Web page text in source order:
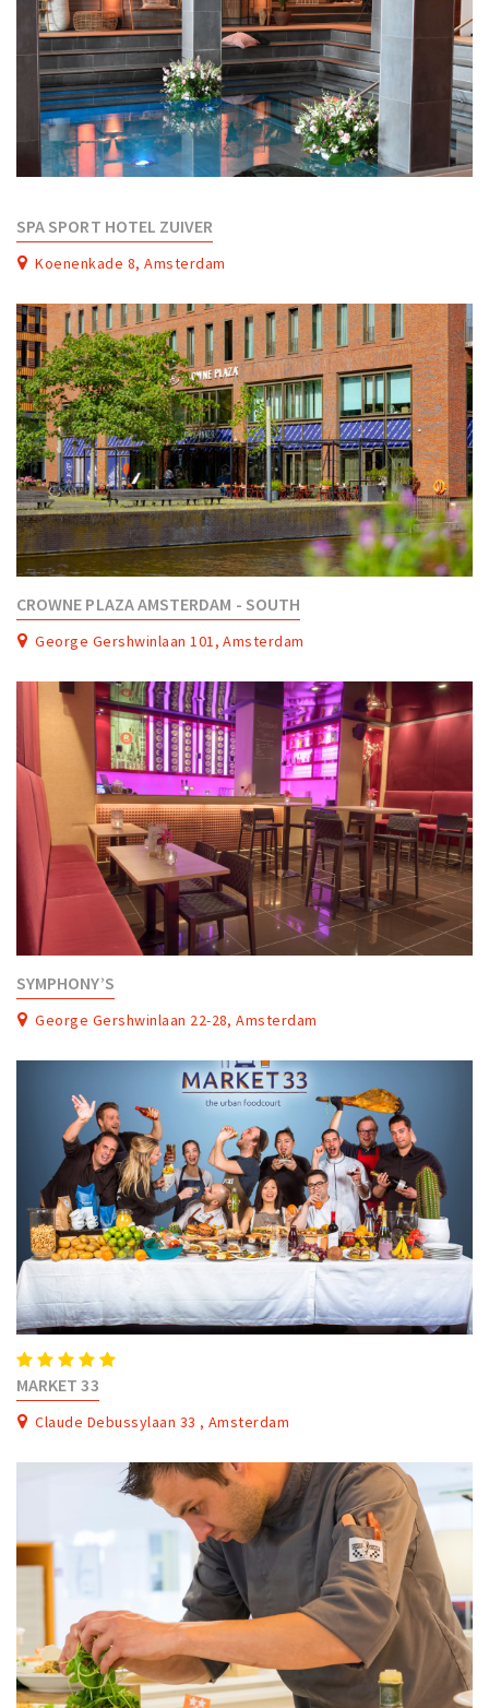
Interviews
Hello Zuidas Articles
About Hello Zuidas
Programme
Membership
Partner Apps
Inloggen
SPA SPORT HOTEL ZUIVER
Koenenkade 8, Amsterdam
CROWNE PLAZA AMSTERDAM - SOUTH
George Gershwinlaan 101, Amsterdam
SYMPHONY’S
George Gershwinlaan 22-28, Amsterdam
MARKET 33
Claude Debussylaan 33 , Amsterdam